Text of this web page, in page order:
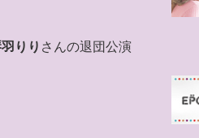
りり さんの退団公演